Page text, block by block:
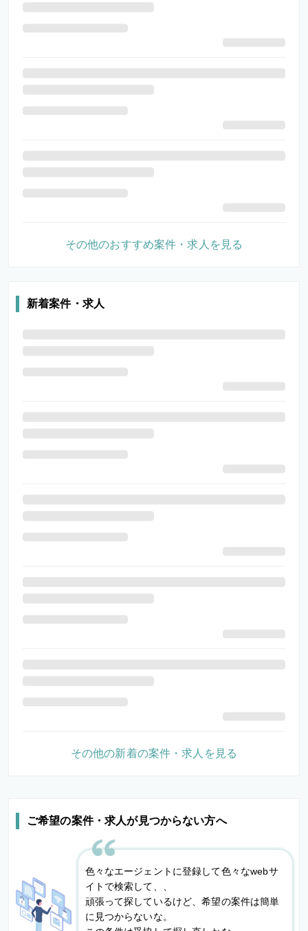
ご希望の案件・求人が見つからない方へ
色々なエージェントに登録して色々なwebサ
イトで検索して、、
頑張って探しているけど、希望の案件は簡単
に見つからないな。
その他のおすすめ案件・求人を見る
新着案件・求人
その他の新着の案件・求人を見る